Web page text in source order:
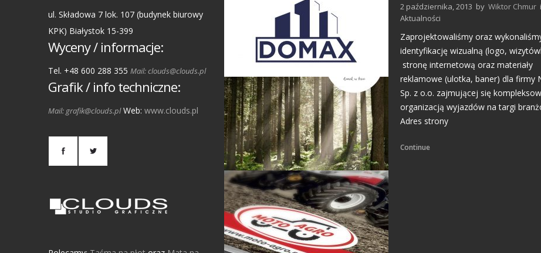
ul. Składowa 7 lok. 107 (budynek biurowy
KPK) Białystok 15-399
Wyceny / informacje:
Tel. +48 600 288 355 Mail: clouds@clouds.pl
Grafik / info techniczne:
Mail: grafik@clouds.plWeb: www.clouds.pl
Projekty logo
Strony Internetowe
2 października, 2013 by Wiktor Chmur
Aktualności
Zaprojektowaliśmy oraz
identyfikację wizualną (logo,
stronę internetową oraz materiały
reklamowe (ulotka, baner) dla firmy
Sp. z o.o. zajmującej się
organizacją wyjazdów na targi
Adres strony
Continue